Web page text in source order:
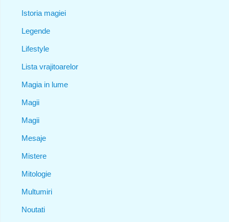
Istoria magiei
Legende
Lifestyle
Lista vrajitoarelor
Magia in lume
Magii
Magii
Mesaje
Mistere
Mitologie
Multumiri
Noutati